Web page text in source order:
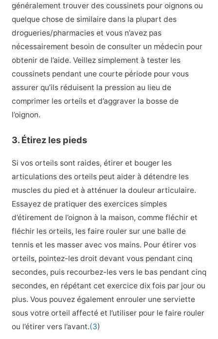
généralement trouver des coussinets pour oignons ou
quelque chose de similaire dans la plupart des
drogueries/pharmacies et vous n’avez pas
nécessairement besoin de consulter un médecin pour
obtenir de l’aide. Veillez simplement à tester les
coussinets pendant une courte période pour vous
assurer qu’ils réduisent la pression au lieu de
comprimer les orteils et d’aggraver la bosse de
l’oignon.
3. Étirez les pieds
Si vos orteils sont raides, étirer et bouger les
articulations des orteils peut aider à détendre les
muscles du pied et à atténuer la douleur articulaire.
Essayez de pratiquer des exercices simples
d’étirement de l’oignon à la maison, comme fléchir et
fléchir les orteils, les faire rouler sur une balle de
tennis et les masser avec vos mains. Pour étirer vos
orteils, pointez-les droit devant vous pendant cinq
secondes, puis recourbez-les vers le bas pendant cinq
secondes, en répétant cet exercice dix fois par jour ou
plus. Vous pouvez également enrouler une serviette
sous votre orteil affecté et l’utiliser pour le faire rouler
ou l’étirer vers l’avant.(3)